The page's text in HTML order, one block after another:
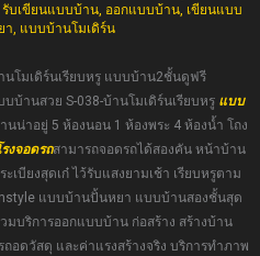
รับเขียนแบบบ้าน, ออกแบบบ้าน, เขียนแบบ
า, แบบบ้านโมเดิร์น
นโมเดิร์นเรียบหรู แบบบ้าน2ชั้นดูฟรี
บ้านสวย S-038-บ้านโมเดิร์นเรียบหรู แบบ
น่าอยู่ 5 ห้องนอน 1 ห้องพระ 4 ห้องน้ำ โถง
รงจอดรถสามารถจอดรถได้สองคัน หน้าบ้าน
บียงสุดเก๋ ไว้รับแสงยามเช้า เรียบหรูตาม
แบบบ้านปั้นหยา แบบบ้านสองชั้นสุด
บริการออกแบบบ้าน ก่อสร้าง สร้างบ้าน
อดวัสดุ และค่าแรงสร้างจริง บริการทำภาพ